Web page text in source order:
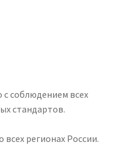
соблюдением всех
стандартов.
регионах России.